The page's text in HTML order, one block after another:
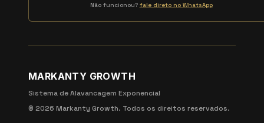
Não funcionou? fale direto no WhatsApp
MARKANTY GROWTH
Sistema de Alavancagem Exponencial
© 2026 Markanty Growth. Todos os direitos reservados.